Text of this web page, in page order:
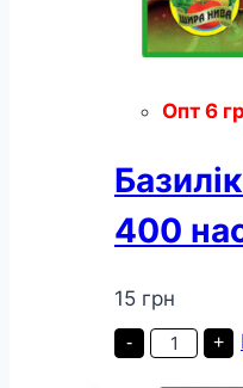
Опт 6
400
15 грн
-
Базилік
+